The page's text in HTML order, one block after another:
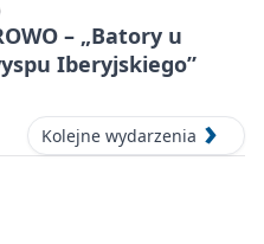
– „Batory u
Iberyjskiego”
Kolejne wydarzenia